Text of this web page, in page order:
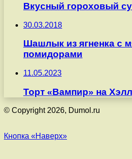
Вкусный гороховый
30.03.2018
Шашлык из ягненка с
помидорами
11.05.2023
Торт «Вампир» на
© Copyright 2026, Dumol.ru
Кнопка «Наверх»